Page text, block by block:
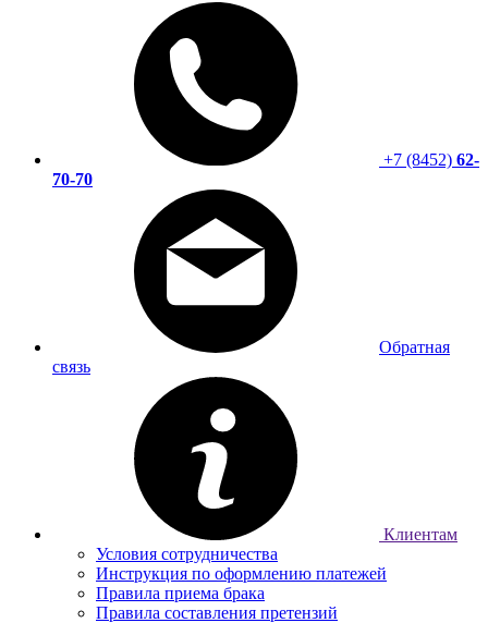
+7 (8452) 62-
70-70
Обратная
связь
Клиентам
Условия сотрудничества
Инструкция по оформлению платежей
Правила приема брака
Правила составления претензий